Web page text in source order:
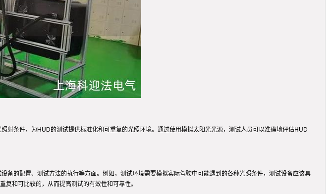
条件，为HUD的测试提供标准化和可重复的光照环境。通过使用模拟太阳光光源，测试人员可以准确地评估HUD
的配置、测试方法的执行等方面。例如，测试环境需要模拟实际驾驶中可能遇到的各种光照条件，测试设备应该具
和可比较的，从而提高测试的有效性和可靠性。